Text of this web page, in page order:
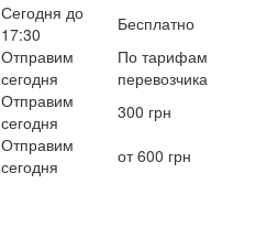
Сегодня до
17:30
Бесплатно
Отправим
сегодня
По тарифам
перевозчика
Отправим
сегодня
300 грн
Отправим
сегодня
от 600 грн